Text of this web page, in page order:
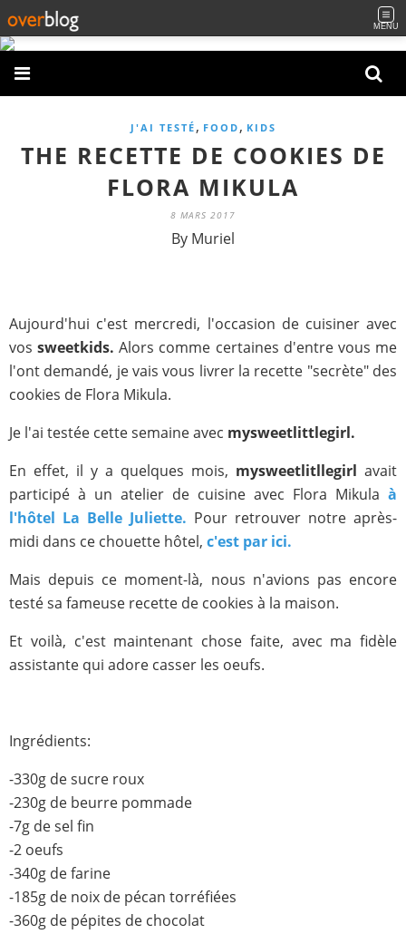
MENU
J'AI TESTÉ , FOOD , KIDS
THE RECETTE DE COOKIES DE
FLORA MIKULA
8 MARS 2017
By Muriel
Aujourd'hui c'est mercredi, l'occasion de cuisiner avec
vos sweetkids. Alors comme certaines d'entre vous me
l'ont demandé, je vais vous livrer la recette "secrète" des
cookies de Flora Mikula.
Je l'ai testée cette semaine avec mysweetlittlegirl.
En effet, il y a quelques mois, mysweetlitllegirl avait
participé à un atelier de cuisine avec Flora Mikula à
l'hôtel La Belle Juliette. Pour retrouver notre après-
midi dans ce chouette hôtel, c'est par ici.
Mais depuis ce moment-là, nous n'avions pas encore
testé sa fameuse recette de cookies à la maison.
Et voilà, c'est maintenant chose faite, avec ma fidèle
assistante qui adore casser les oeufs.
Ingrédients:
-330g de sucre roux
-230g de beurre pommade
-7g de sel fin
-2 oeufs
-340g de farine
-185g de noix de pécan torréfiées
-360g de pépites de chocolat